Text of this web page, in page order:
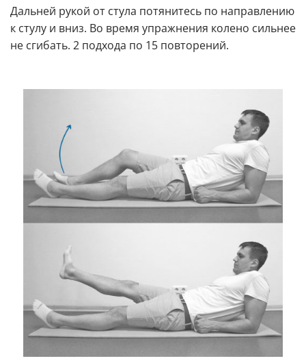
Дальней рукой от стула потянитесь по направлению
к стулу и вниз. Во время упражнения колено сильнее
не сгибать. 2 подхода по 15 повторений.